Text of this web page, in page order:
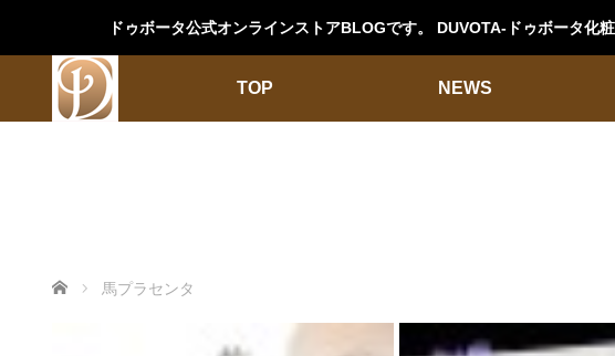
ドゥボータ公式オンラインストアBLOGです。 DUVOTA-ドゥボータ化
TOP NEWS
ホーム 馬プラセンタ